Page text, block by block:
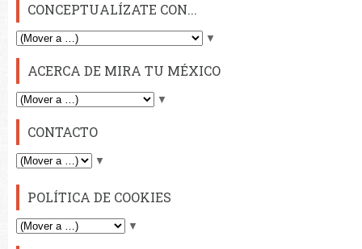
CONCEPTUALÍZATE CON...
▼
ACERCA DE MIRA TU MÉXICO
▼
CONTACTO
▼
POLÍTICA DE COOKIES
▼